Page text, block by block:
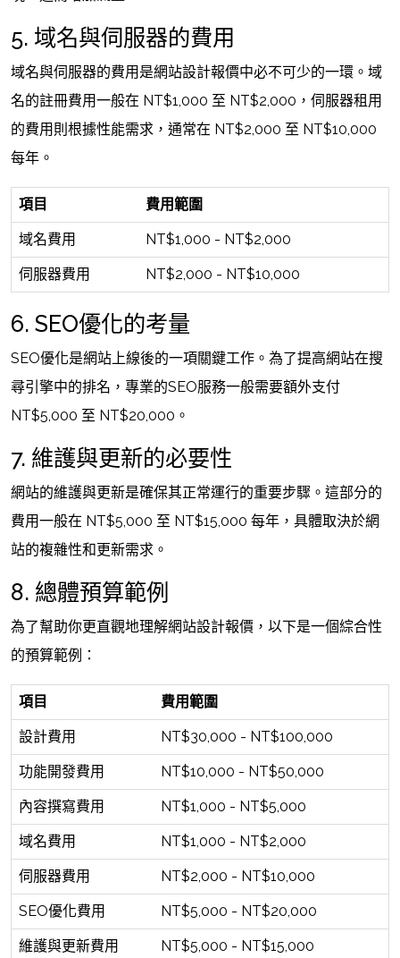
5. 域名與伺服器的費用
域名與伺服器的費用是網站設計報價中必不可少的一環。域
名的註冊費用一般在 NT$1,000 至 NT$2,000，伺服器租用
的費用則根據性能需求，通常在 NT$2,000 至 NT$10,000
每年。
項目 費用範圍
域名費用 NT$1,000 - NT$2,000
伺服器費用 NT$2,000 - NT$10,000
6. SEO優化的考量
SEO優化是網站上線後的一項關鍵工作。為了提高網站在搜
尋引擎中的排名，專業的SEO服務一般需要額外支付
NT$5,000 至 NT$20,000。
7. 維護與更新的必要性
網站的維護與更新是確保其正常運行的重要步驟。這部分的
費用一般在 NT$5,000 至 NT$15,000 每年，具體取決於網
站的複雜性和更新需求。
8. 總體預算範例
為了幫助你更直觀地理解網站設計報價，以下是一個綜合性
的預算範例：
項目 費用範圍
設計費用 NT$30,000 - NT$100,000
功能開發費用 NT$10,000 - NT$50,000
內容撰寫費用 NT$1,000 - NT$5,000
域名費用 NT$1,000 - NT$2,000
伺服器費用 NT$2,000 - NT$10,000
SEO優化費用 NT$5,000 - NT$20,000
維護與更新費用 NT$5,000 - NT$15,000